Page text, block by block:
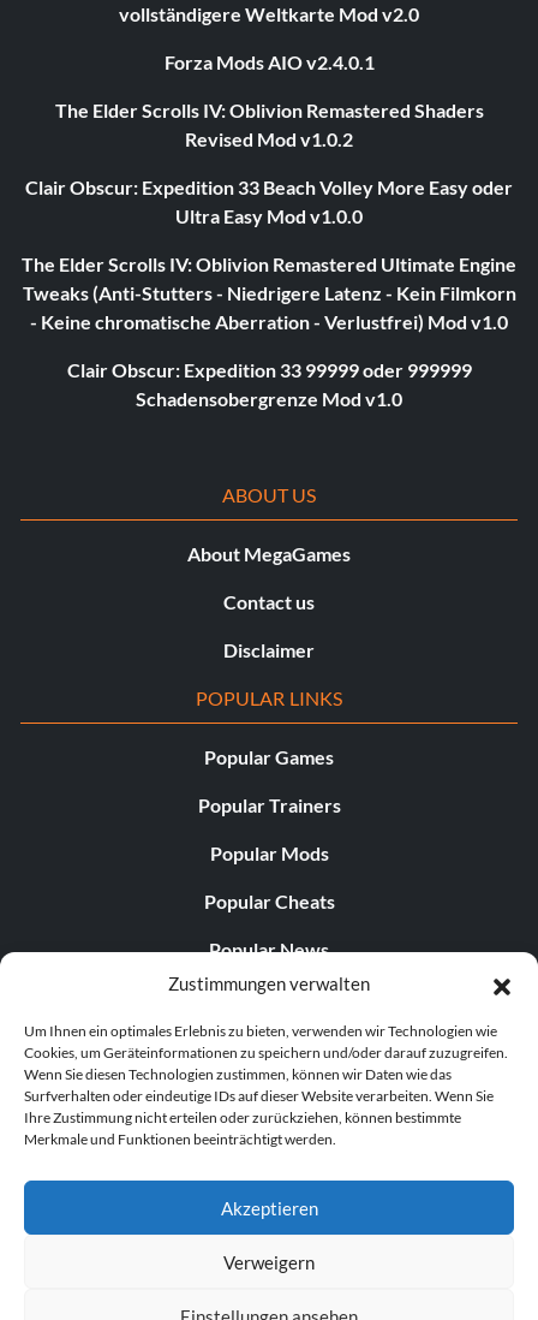
Zustimmungen verwalten
Um Ihnen ein optimales Erlebnis zu bieten, verwenden wir Technologien wie
Cookies, um Geräteinformationen zu speichern und/oder darauf zuzugreifen.
Wenn Sie diesen Technologien zustimmen, können wir Daten wie das
Surfverhalten oder eindeutige IDs auf dieser Website verarbeiten. Wenn Sie
Ihre Zustimmung nicht erteilen oder zurückziehen, können bestimmte
Merkmale und Funktionen beeinträchtigt werden.
Akzeptieren
Verweigern
vollständigere Weltkarte Mod v2.0
Forza Mods AIO v2.4.0.1
The Elder Scrolls IV: Oblivion Remastered Shaders
Revised Mod v1.0.2
Clair Obscur: Expedition 33 Beach Volley More Easy oder
Ultra Easy Mod v1.0.0
The Elder Scrolls IV: Oblivion Remastered Ultimate Engine
Tweaks (Anti-Stutters - Niedrigere Latenz - Kein Filmkorn
- Keine chromatische Aberration - Verlustfrei) Mod v1.0
Clair Obscur: Expedition 33 99999 oder 999999
Schadensobergrenze Mod v1.0
ABOUT US
About MegaGames
Contact us
Disclaimer
POPULAR LINKS
Popular Games
Popular Trainers
Popular Mods
Popular Cheats
Popular News
Popular Editorials
Popular Free Games
LATEST UPDATES
© 1998–2026 MegaGames.com All rights reserved